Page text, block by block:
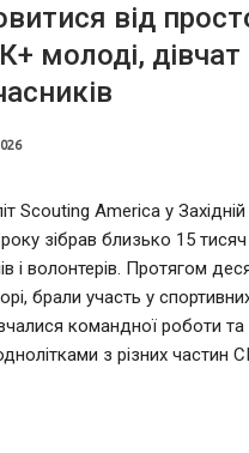
від
молоді, дівчат
Scouting America у Західній
зібрав близько 15 тисяч
і волонтерів. Протягом
брали участь у
командної роботи та
з різних частин